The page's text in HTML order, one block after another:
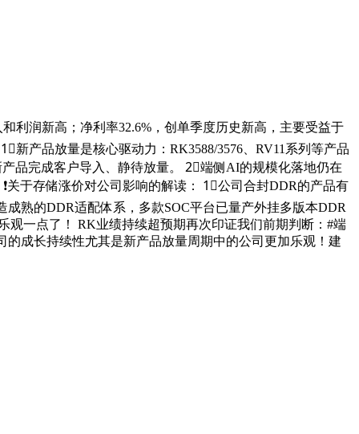
利润新高；净利率32.6%，创单季度历史新高，主要受益于
新产品放量是核心驱动力：RK3588/3576、RV11系列等产品
品完成客户导入、静待放量。 2⃣️端侧AI的规模化落地仍在
于存储涨价对公司影响的解读： 1⃣️公司合封DDR的产品有
熟的DDR适配体系，多款SOC平台已量产外挂多版本DDR
一点了！ RK业绩持续超预期再次印证我们前期判断：#端
成长持续性尤其是新产品放量周期中的公司更加乐观！建